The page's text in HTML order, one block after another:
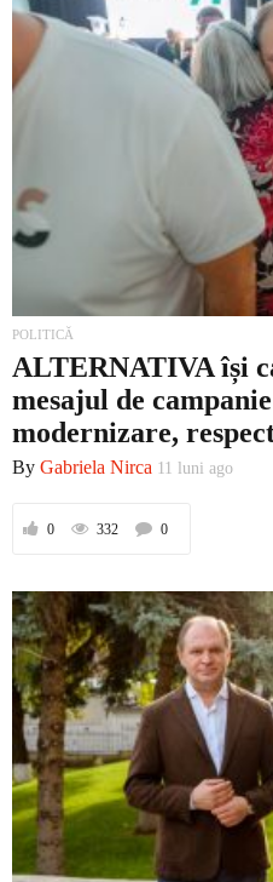
POLITICĂ
ALTERNATIVA își
mesajul de
modernizare,
By Gabriela Nirca 11 luni ago
0 332 0